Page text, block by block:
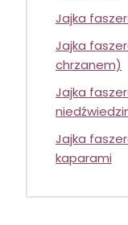
Jajka
Jajka
chrzanem)
Jajka
Jajka
kaparami